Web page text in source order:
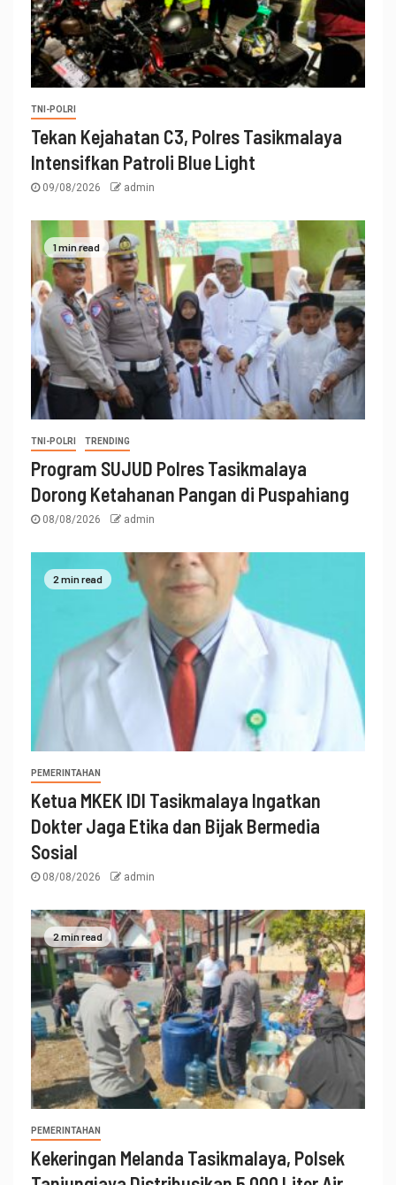
TNI-POLRI
Tekan Kejahatan C3, Polres Tasikmalaya
Intensifkan Patroli Blue Light
09/08/2026 admin
1 min read
TNI-POLRI TRENDING
Program SUJUD Polres Tasikmalaya
Dorong Ketahanan Pangan di Puspahiang
08/08/2026 admin
2 min read
PEMERINTAHAN
Ketua MKEK IDI Tasikmalaya Ingatkan
Dokter Jaga Etika dan Bijak Bermedia
Sosial
08/08/2026 admin
2 min read
PEMERINTAHAN
Kekeringan Melanda Tasikmalaya, Polsek